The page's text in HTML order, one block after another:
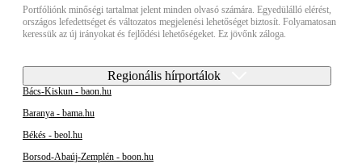
Portfóliónk minőségi tartalmat jelent minden olvasó számára. Egyedülálló elérést,
országos lefedettséget és változatos megjelenési lehetőséget biztosít. Folyamatosan
keressük az új irányokat és fejlődési lehetőségeket. Ez jövőnk záloga.
Regionális hírportálok
Bács-Kiskun - baon.hu
Baranya - bama.hu
Békés - beol.hu
Borsod-Abaúj-Zemplén - boon.hu